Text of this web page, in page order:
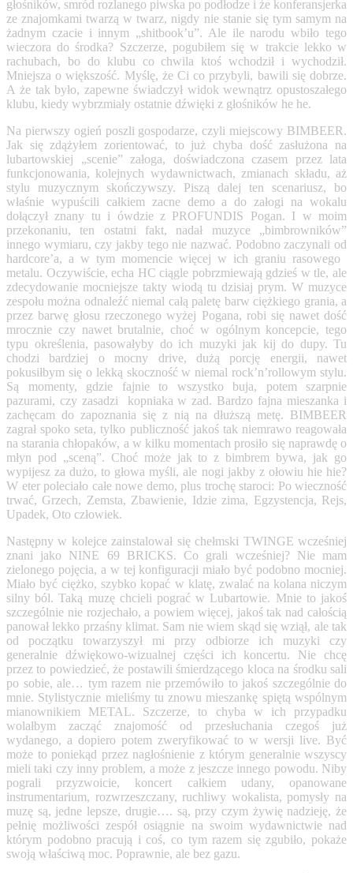
głośników, smród rozlanego piwska po podłodze i że konferansjerka
ze znajomkami twarzą w twarz, nigdy nie stanie się tym samym na
żadnym czacie i innym „shitbook’u”. Ale ile narodu wbiło tego
wieczora do środka? Szczerze, pogubiłem się w trakcie lekko w
rachubach, bo do klubu co chwila ktoś wchodził i wychodził.
Mniejsza o większość. Myślę, że Ci co przybyli, bawili się dobrze.
A że tak było, zapewne świadczył widok wewnątrz opustoszałego
klubu, kiedy wybrzmiały ostatnie dźwięki z głośników he he.
Na pierwszy ogień poszli gospodarze, czyli miejscowy BIMBEER.
Jak się zdążyłem zorientować, to już chyba dość zasłużona na
lubartowskiej „scenie” załoga, doświadczona czasem przez lata
funkcjonowania, kolejnych wydawnictwach, zmianach składu, aż
stylu muzycznym skończywszy. Piszą dalej ten scenariusz, bo
właśnie wypuścili całkiem zacne demo a do załogi na wokalu
dołączył znany tu i ówdzie z PROFUNDIS Pogan. I w moim
przekonaniu, ten ostatni fakt, nadał muzyce „bimbrowników”
innego wymiaru, czy jakby tego nie nazwać. Podobno zaczynali od
hardcore’a, a w tym momencie więcej w ich graniu rasowego
metalu. Oczywiście, echa HC ciągle pobrzmiewają gdzieś w tle, ale
zdecydowanie mocniejsze takty wiodą tu dzisiaj prym. W muzyce
zespołu można odnaleźć niemal całą paletę barw ciężkiego grania, a
przez barwę głosu rzeczonego wyżej Pogana, robi się nawet dość
mrocznie czy nawet brutalnie, choć w ogólnym koncepcie, tego
typu określenia, pasowałyby do ich muzyki jak kij do dupy. Tu
chodzi bardziej o mocny drive, dużą porcję energii, nawet
pokusiłbym się o lekką skoczność w niemal rock’n’rollowym stylu.
Są momenty, gdzie fajnie to wszystko buja, potem szarpnie
pazurami, czy zasadzi kopniaka w zad. Bardzo fajna mieszanka i
zachęcam do zapoznania się z nią na dłuższą metę. BIMBEER
zagrał spoko seta, tylko publiczność jakoś tak niemrawo reagowała
na starania chłopaków, a w kilku momentach prosiło się naprawdę o
młyn pod „sceną”. Choć może jak to z bimbrem bywa, jak go
wypijesz za dużo, to głowa myśli, ale nogi jakby z ołowiu hie hie?
W eter poleciało całe nowe demo, plus trochę staroci: Po wieczność
trwać, Grzech, Zemsta, Zbawienie, Idzie zima, Egzystencja, Rejs,
Upadek, Oto człowiek.
Następny w kolejce zainstalował się chełmski TWINGE wcześniej
znani jako NINE 69 BRICKS. Co grali wcześniej? Nie mam
zielonego pojęcia, a w tej konfiguracji miało być podobno mocniej.
Miało być ciężko, szybko kopać w klatę, zwalać na kolana niczym
silny ból. Taką muzę chcieli pograć w Lubartowie. Mnie to jakoś
szczególnie nie rozjechało, a powiem więcej, jakoś tak nad całością
panował lekko przaśny klimat. Sam nie wiem skąd się wziął, ale tak
od początku towarzyszył mi przy odbiorze ich muzyki czy
generalnie dźwiękowo-wizualnej części ich koncertu. Nie chcę
przez to powiedzieć, że postawili śmierdzącego kloca na środku sali
po sobie, ale… tym razem nie przemówiło to jakoś szczególnie do
mnie. Stylistycznie mieliśmy tu znowu mieszankę spiętą wspólnym
mianownikiem METAL. Szczerze, to chyba w ich przypadku
wolałbym zacząć znajomość od przesłuchania czegoś już
wydanego, a dopiero potem zweryfikować to w wersji live. Być
może to poniekąd przez nagłośnienie z którym generalnie wszyscy
mieli taki czy inny problem, a może z jeszcze innego powodu. Niby
pograli przyzwoicie, koncert całkiem udany, opanowane
instrumentarium, rozwrzeszczany, ruchliwy wokalista, pomysły na
muzę są, jedne lepsze, drugie…. są, przy czym żywię nadzieję, że
pełnię możliwości zespół osiągnie na swoim wydawnictwie nad
którym podobno pracują i coś, co tym razem się zgubiło, pokaże
swoją właściwą moc. Poprawnie, ale bez gazu.